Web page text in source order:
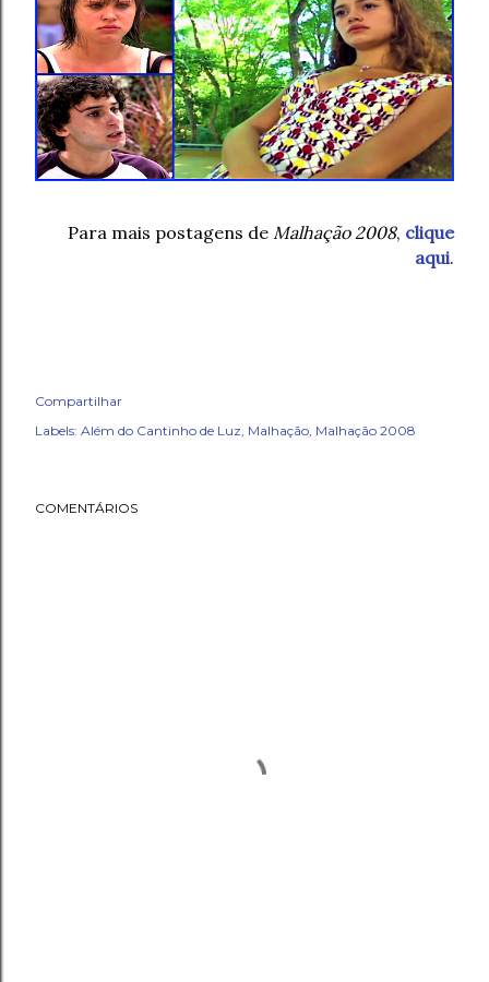
Para mais postagens de Malhação 2008, clique
aqui.
Compartilhar
Labels: Além do Cantinho de Luz Malhação Malhação 2008
COMENTÁRIOS